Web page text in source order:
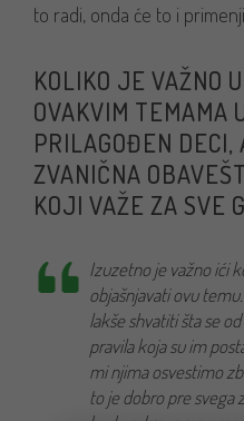
to radi, onda će to i
KOLIKO JE VAŽNO
OVAKVIM TEMAMA
PRILAGOĐEN DECI,
ZVANIČNA
KOJI VAŽE ZA SVE
Izuzetno je važno ići
objašnjavati ovu
lakše shvatiti šta se
pravila koja su im
mi njima osvestimo
to je dobro pre svega